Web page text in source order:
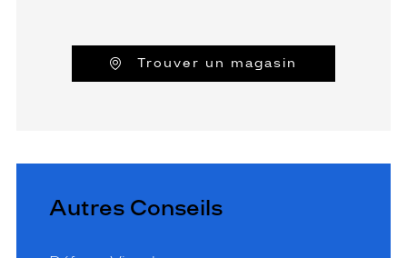
Trouver un magasin
Autres Conseils